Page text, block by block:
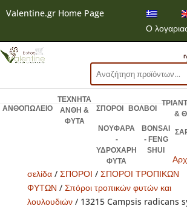
Valentine.gr Home Page
Ο
Αναζήτηση
για:
ΑΝΘΟΠΩΛΕΙΟ
ΤΕΧΝΗΤΑ
ΑΝΘΗ &
ΦΥΤΑ
ΣΠΟΡΟΙ ΒΟΛΒΟΙ
&
ΝΟΥΦΑΡΑ
-
ΥΔΡΟΧΑΡΗ
ΦΥΤΑ
BONSAI
- FENG
SHUI
σελίδα/ ΣΠΟΡΟΙ / ΣΠΟΡΟΙ ΤΡΟΠΙΚΩΝ
ΦΥΤΩΝ / Σπόροι τροπικών φυτών και
λουλουδιών/ 13215 Campsis radicans